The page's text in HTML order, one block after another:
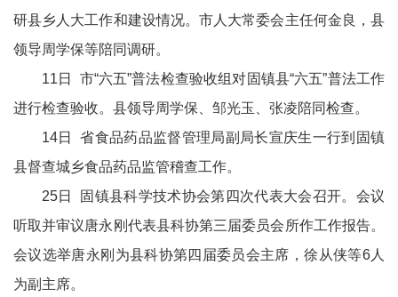
研县乡人大工作和建设情况。市人大常委会主任何金良，县
领导周学保等陪同调研。
11日 市“六五”普法检查验收组对固镇县“六五”普法工作
进行检查验收。县领导周学保、邹光玉、张凌陪同检查。
14日 省食品药品监督管理局副局长宣庆生一行到固镇
县督查城乡食品药品监管稽查工作。
25日 固镇县科学技术协会第四次代表大会召开。会议
听取并审议唐永刚代表县科协第三届委员会所作工作报告。
会议选举唐永刚为县科协第四届委员会主席，徐从侠等6人
为副主席。